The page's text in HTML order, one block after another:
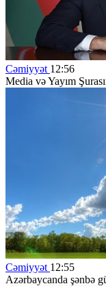
Cəmiyyət 12:56
Media və Yayım
Cəmiyyət 12:55
Azərbaycanda şənbə